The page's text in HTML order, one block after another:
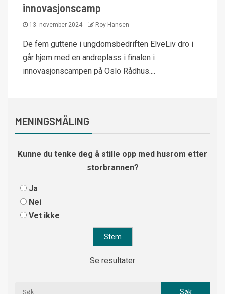
innovasjonscamp
13. november 2024 Roy Hansen
De fem guttene i ungdomsbedriften ElveLiv dro i
går hjem med en andreplass i finalen i
innovasjonscampen på Oslo Rådhus....
MENINGSMÅLING
Kunne du tenke deg å stille opp med husrom etter
storbrannen?
Ja
Nei
Vet ikke
Se resultater